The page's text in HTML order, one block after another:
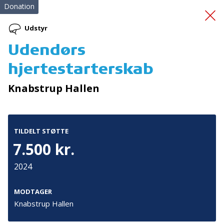
Skolestyrken -
Forankring
Donation
Udstyr
Udendørs
hjertestarterskab
Knabstrup Hallen
TILDELT STØTTE
7.500 kr.
2024
MODTAGER
Knabstrup Hallen
Tilmeld nyhedsbrev
De seneste nyheder om TrygFondens og TryghedsGruppens
aktiviteter direkte i din indbakke.